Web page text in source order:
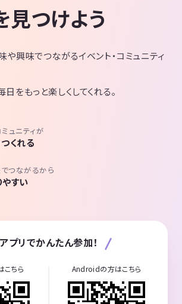
見つけよう
や興味でつながるイベント・コミュニティ
をもっと楽しくしてくれる。
ュニティが
くれる
つながるから
やすい
アプリでかんたん参加！
ちら Androidの方はこちら